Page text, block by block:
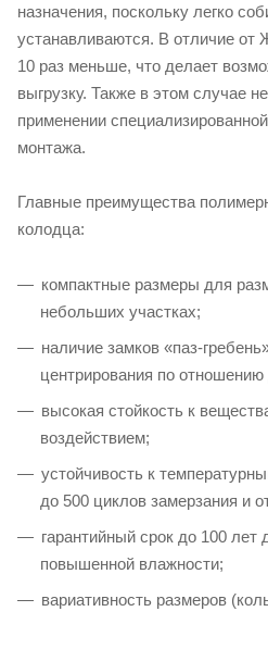
назначения, поскольку легко
устанавливаются. В отличие
10 раз меньше, что делает
выгрузку. Также в этом случае
применении
монтажа.
Главные преимущества
колодца:
компактные размеры для
небольших участках;
наличие замков «паз-
центрирования по отношению
высокая стойкость к
воздействием;
устойчивость к
до 500 циклов замерзания и
гарантийный срок до 100 лет
повышенной влажности;
вариативность размеров